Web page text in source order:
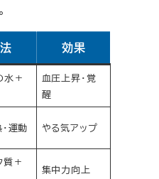
効果
水＋
血圧上昇・覚
醒
運動 やる気アップ
質＋
集中力向上